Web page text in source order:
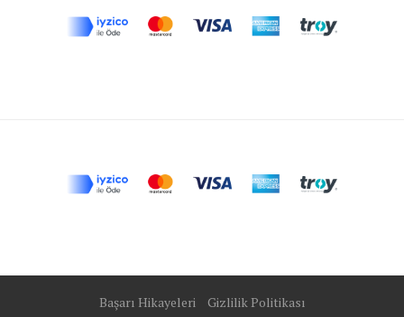
Başarı Hikayeleri
Gizlilik Politikası